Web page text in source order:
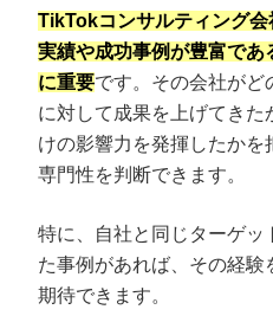
TikTokコンサルティング
実績や成功事例が豊富であ
に重要です。その会社がど
に対して成果を上げてき
けの影響力を発揮したかを
専門性を判断できます。
特に、自社と同じターゲッ
た事例があれば、その経
期待できます。